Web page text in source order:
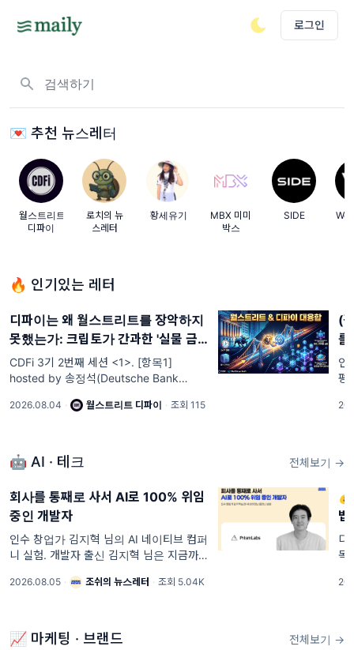
로그인
뉴스레터, 태그 검색하기
💌 추천 뉴스레터
월스트리트
디파이
로치의 뉴
스레터
황세유기
MBX 미미
박스
SIDE
🔥 인기있는 레터
디파이는 왜 월스트리트를 장악하지
못했는가: 크립토가 간과한 '실물 금
융'의 본질
CDFi 3기 2번째 세션 <1>. [항목1]
hosted by 송정석(Deutsche Bank
월스트리트 디파이의 세미나 내용은 유튜브
2026.08.04 · 월스트리트 디파이 · 조회 115
(
를
면
급
인
평
는
🤖 AI · 테크 전체보기 →
회사를 통째로 사서 AI로 100% 위임
중인 개발자
인수 창업가 김지혁 님의 AI 네이티브 컴퍼
니 실험. 개발자 출신 김지혁 님은 지금까지
처음으로 SaaS를 샀습니다. 아기 타이즈를
2026.08.05 · 조쉬의 뉴스레터 · 조회 5.04K
디
독
는
📈 마케팅 · 브랜드 전체보기 →